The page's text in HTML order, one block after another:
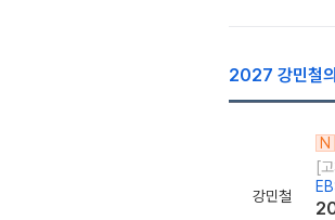
2027 강민철
강민철
N
[